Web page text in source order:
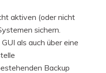
aktiven (oder nicht
sichern.
als auch über eine
Backup